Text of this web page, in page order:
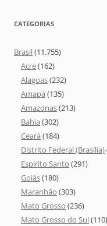
CATEGORIAS
Brasil(11.755)
Acre(162)
Alagoas(232)
Amapá (135)
Amazonas(213)
Bahia (302)
Ceará (184)
Distrito Federal (Brasília)
Espírito Santo (291)
Goiás(180)
Maranhão (303)
Mato Grosso (236)
Mato Grosso do Sul(110)